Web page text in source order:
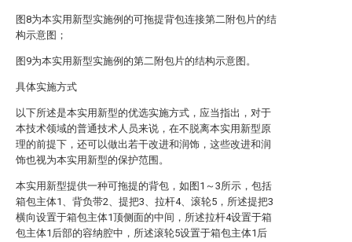
图8为本实用新型实施例的可拖提背包连接第二附包片的结
构示意图；
图9为本实用新型实施例的第二附包片的结构示意图。
具体实施方式
以下所述是本实用新型的优选实施方式，应当指出，对于
本技术领域的普通技术人员来说，在不脱离本实用新型原
理的前提下，还可以做出若干改进和润饰，这些改进和润
饰也视为本实用新型的保护范围。
本实用新型提供一种可拖提的背包，如图1～3所示，包括
箱包主体1、背负带2、提把3、拉杆4、滚轮5，所述提把3
横向设置于箱包主体1顶侧面的中间，所述拉杆4设置于箱
包主体1后部的容纳腔中，所述滚轮5设置于箱包主体1后